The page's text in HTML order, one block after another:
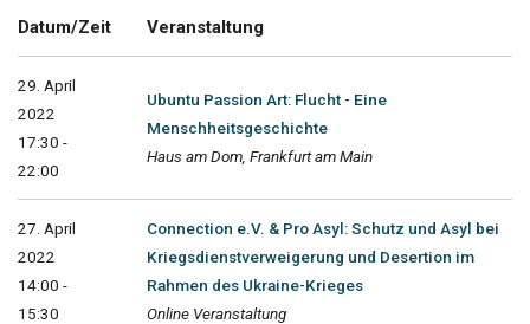
Datum/Zeit Veranstaltung
29. April
2022
17:30 -
22:00
Ubuntu Passion Art: Flucht - Eine
Menschheitsgeschichte
Haus am Dom, Frankfurt am Main
27. April
2022
14:00 -
15:30
Connection e.V. & Pro Asyl: Schutz und Asyl bei
Kriegsdienstverweigerung und Desertion im
Rahmen des Ukraine-Krieges
Online Veranstaltung